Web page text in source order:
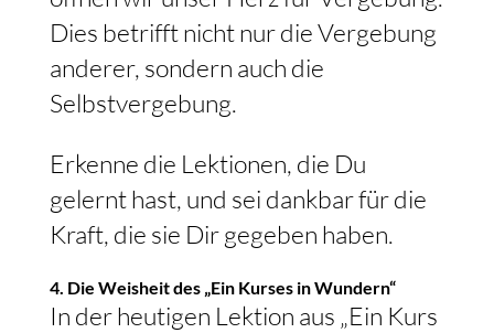
Dies betrifft nicht nur die Vergebung
anderer, sondern auch die
Selbstvergebung.
Erkenne die Lektionen, die Du
gelernt hast, und sei dankbar für die
Kraft, die sie Dir gegeben haben.
4. Die Weisheit des „Ein Kurses in Wundern“
In der heutigen Lektion aus „Ein Kurs